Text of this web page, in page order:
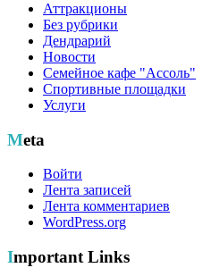
Аттракционы
Без рубрики
Дендрарий
Новости
Семейное кафе "Ассоль"
Спортивные площадки
Услуги
Meta
Войти
Лента записей
Лента комментариев
WordPress.org
Important Links